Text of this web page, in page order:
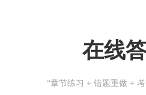
在线
“章节练习 + 错题重做 +